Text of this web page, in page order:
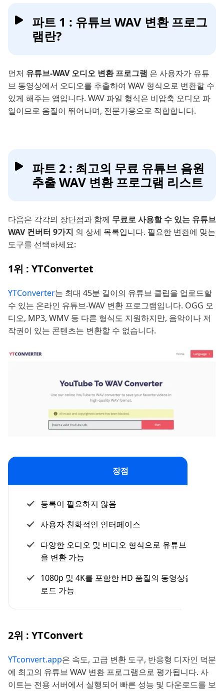
파트 1 : 유튜브 WAV 변환 프로그
램란?
먼저 유튜브-WAV 오디오 변환 프로그램 은 사용자가 유튜
브 동영상에서 오디오를 추출하여 WAV 형식으로 변환할 수
있게 해주는 앱입니다. WAV 파일 형식은 비압축 오디오 파
일이므로 음질이 뛰어나며, 전문가용으로 적합합니다.
파트 2 : 최고의 무료 유튜브 음원
추출 WAV 변환 프로그램 리스트
다음은 각각의 장단점과 함께 무료로 사용할 수 있는 유튜브
WAV 컨버터 9가지 의 상세 목록입니다. 필요한 변환에 맞는
도구를 선택하세요:
1위 : YTConvertet
YTConverter는 최대 45분 길이의 유튜브 클립을 업로드할
수 있는 온라인 유튜브-WAV 변환 프로그램입니다. OGG 오
디오, MP3, WMV 등 다른 형식도 지원하지만, 음악이나 저
작권이 있는 콘텐츠는 변환할 수 없습니다.
장점
등록이 필요하지 않음
사용자 친화적인 인터페이스
다양한 오디오 및 비디오 형식으로 유튜브 동영상
을 변환 가능
1080p 및 4K를 포함한 HD 품질의 동영상을 다운
로드 가능
2위 : YTConvert
YTconvert.app은 속도, 고급 변환 도구, 반응형 디자인 덕분
에 최고의 유튜브 WAV 변환 프로그램으로 평가됩니다. 사
이트는 전용 서버에서 실행되어 빠른 성능 및 다운로드를 보